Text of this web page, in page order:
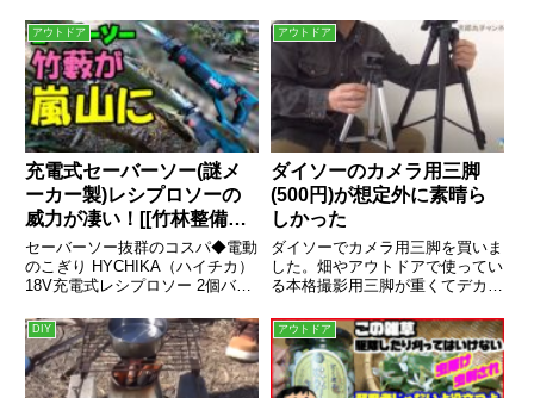
願い致しま...
アウトドア
充電式セーバーソー(謎メ
ーカー製)レシプロソーの
威力が凄い！[[竹林整備伐
採]]「荒れ放題竹林を嵐山
にする」
セーバーソー抜群のコスパ◆電動
のこぎり HYCHIKA（ハイチカ）
18V充電式レシプロソー 2個バッ
恵お力をお貸しください...
アウトドア
ダイソーのカメラ用三脚
(500円)が想定外に素晴ら
しかった
ダイソーでカメラ用三脚を買いま
した。畑やアウトドアで使ってい
る本格撮影用三脚が重くてデカく
放せない上の写真の左手に持って
いるのが、...
DIY アウトドア